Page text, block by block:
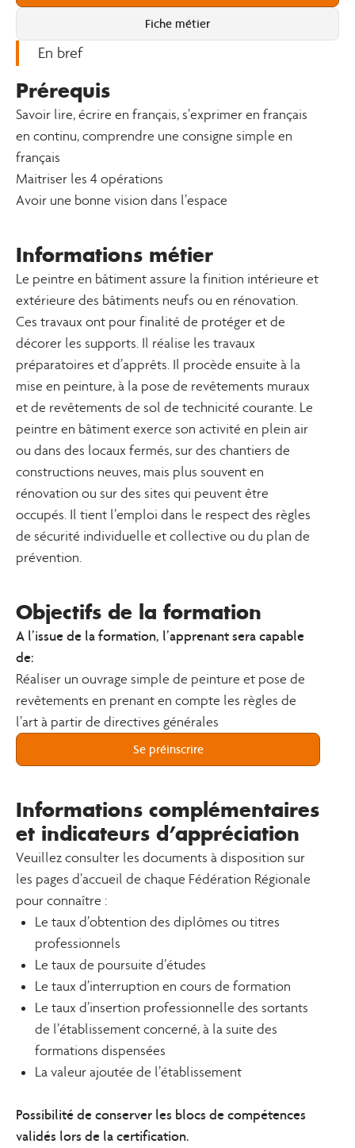
En bref
Prérequis
Savoir lire, écrire en français, s’exprimer en français
en continu, comprendre une consigne simple en
français
Maitriser les 4 opérations
Avoir une bonne vision dans l’espace
Informations métier
Le peintre en bâtiment assure la finition intérieure et
extérieure des bâtiments neufs ou en rénovation.
Ces travaux ont pour finalité de protéger et de
décorer les supports. Il réalise les travaux
préparatoires et d’apprêts. Il procède ensuite à la
mise en peinture, à la pose de revêtements muraux
et de revêtements de sol de technicité courante. Le
peintre en bâtiment exerce son activité en plein air
ou dans des locaux fermés, sur des chantiers de
constructions neuves, mais plus souvent en
rénovation ou sur des sites qui peuvent être
occupés. Il tient l’emploi dans le respect des règles
de sécurité individuelle et collective ou du plan de
prévention.
Objectifs de la formation
A l’issue de la formation, l’apprenant sera capable
de:
Réaliser un ouvrage simple de peinture et pose de
revêtements en prenant en compte les règles de
l’art à partir de directives générales
Se préinscrire
Informations complémentaires
et indicateurs d’appréciation
Veuillez consulter les documents à disposition sur
les pages d’accueil de chaque Fédération Régionale
pour connaître :
Le taux d’obtention des diplômes ou titres
professionnels
Le taux de poursuite d’études
Le taux d’interruption en cours de formation
Le taux d’insertion professionnelle des sortants
de l’établissement concerné, à la suite des
formations dispensées
La valeur ajoutée de l’établissement
Possibilité de conserver les blocs de compétences
validés lors de la certification.
Fiche métier